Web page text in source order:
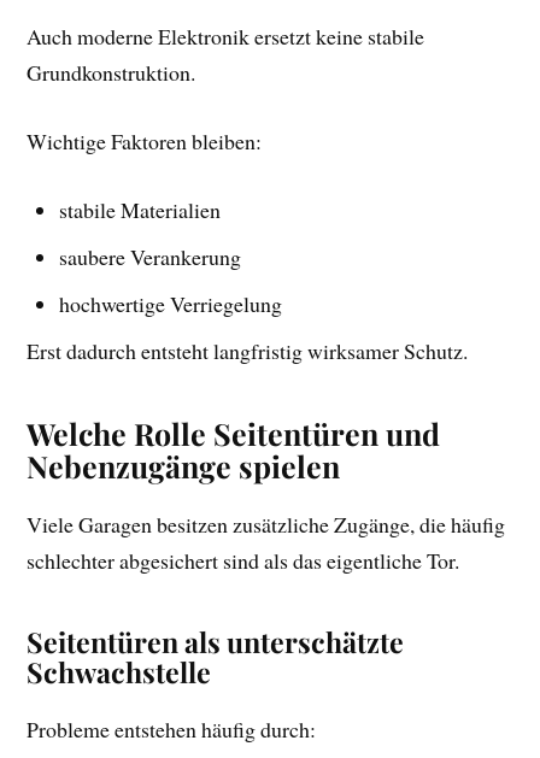
Auch moderne Elektronik ersetzt keine stabile
Grundkonstruktion.
Wichtige Faktoren bleiben:
stabile Materialien
saubere Verankerung
hochwertige Verriegelung
Erst dadurch entsteht langfristig wirksamer Schutz.
Welche Rolle Seitentüren und
Nebenzugänge spielen
Viele Garagen besitzen zusätzliche Zugänge, die häufig
schlechter abgesichert sind als das eigentliche Tor.
Seitentüren als unterschätzte
Schwachstelle
Probleme entstehen häufig durch: